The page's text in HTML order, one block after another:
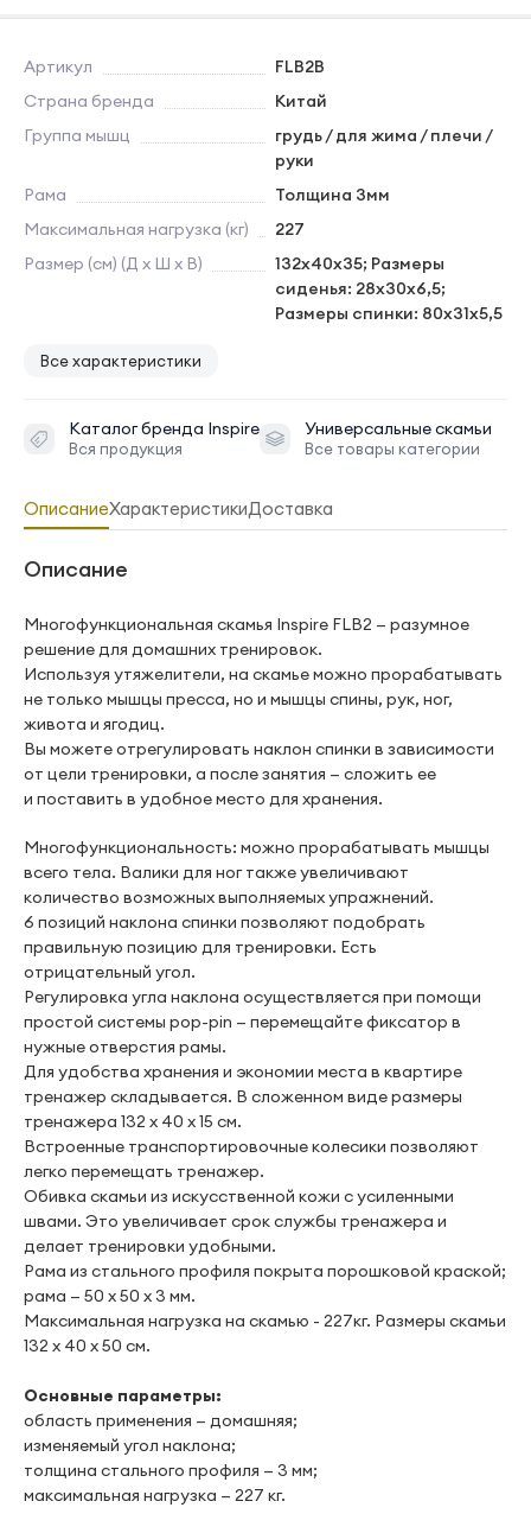
Артикул
FLB2B
Страна бренда
Китай
Группа мышц
грудь / для жима / плечи /
руки
Рама
Толщина 3мм
Максимальная нагрузка (кг)
227
Размер (см) (Д х Ш х В)
132х40х35; Размеры
сиденья: 28х30х6,5;
Размеры спинки: 80х31х5,5
Все характеристики
Каталог бренда Inspire
Вся продукция
Универсальные скамьи
Все товары категории
ОписаниеХарактеристикиДоставка
Описание
Многофункциональная скамья Inspire FLB2 — разумное
решение для домашних тренировок.
Используя утяжелители, на скамье можно прорабатывать
не только мышцы пресса, но и мышцы спины, рук, ног,
живота и ягодиц.
Вы можете отрегулировать наклон спинки в зависимости
от цели тренировки, а после занятия — сложить ее
и поставить в удобное место для хранения.
Многофункциональность: можно прорабатывать мышцы
всего тела. Валики для ног также увеличивают
количество возможных выполняемых упражнений.
6 позиций наклона спинки позволяют подобрать
правильную позицию для тренировки. Есть
отрицательный угол.
Регулировка угла наклона осуществляется при помощи
простой системы pop-pin — перемещайте фиксатор в
нужные отверстия рамы.
Для удобства хранения и экономии места в квартире
тренажер складывается. В сложенном виде размеры
тренажера 132 х 40 х 15 см.
Встроенные транспортировочные колесики позволяют
легко перемещать тренажер.
Обивка скамьи из искусственной кожи с усиленными
швами. Это увеличивает срок службы тренажера и
делает тренировки удобными.
Рама из стального профиля покрыта порошковой краской;
рама — 50 х 50 х 3 мм.
Максимальная нагрузка на скамью - 227кг. Размеры скамьи
132 х 40 х 50 см.
Основные параметры:
область применения — домашняя;
изменяемый угол наклона;
толщина стального профиля — 3 мм;
максимальная нагрузка — 227 кг.